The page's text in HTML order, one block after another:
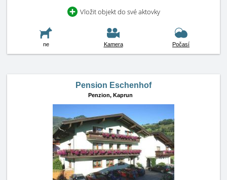
Vložit objekt do své aktovky
ne Kamera Počasí
Pension Eschenhof
Penzion, Kaprun